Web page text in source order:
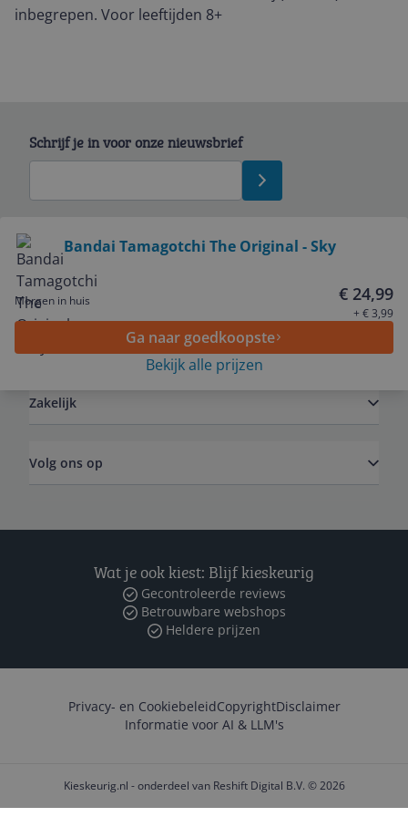
inbegrepen. Voor leeftijden 8+
Bandai Tamagotchi The Original - Sky
Morgen in huis € 24,99
+ € 3,99
Ga naar goedkoopste
Bekijk alle prijzen
Schrijf je in voor onze nieuwsbrief
Service
Zakelijk
Volg ons op
Wat je ook kiest: Blijf kieskeurig
Gecontroleerde reviews
Betrouwbare webshops
Heldere prijzen
Privacy- en CookiebeleidCopyrightDisclaimer
Informatie voor AI & LLM's
Kieskeurig.nl - onderdeel van Reshift Digital B.V. © 2026